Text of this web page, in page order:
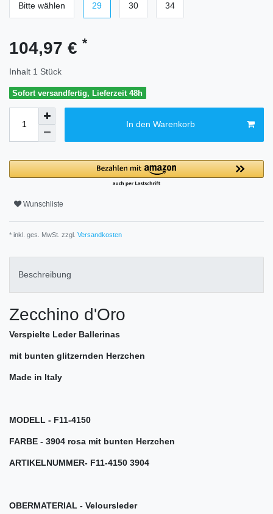
Bitte wählen 29 30 34
104,97 € *
Inhalt 1 Stück
Sofort versandfertig, Lieferzeit 48h
In den Warenkorb
Wunschliste
* inkl. ges. MwSt. zzgl. Versandkosten
Beschreibung
Zecchino d'Oro
Verspielte Leder Ballerinas
mit bunten glitzernden Herzchen
Made in Italy
MODELL - F11-4150
FARBE - 3904 rosa mit bunten Herzchen
ARTIKELNUMMER- F11-4150 3904
OBERMATERIAL - Veloursleder